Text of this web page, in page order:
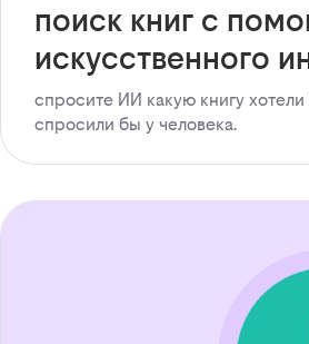
поиск книг с
искусственного
спросите ИИ какую книгу хотели
спросили бы у человека.